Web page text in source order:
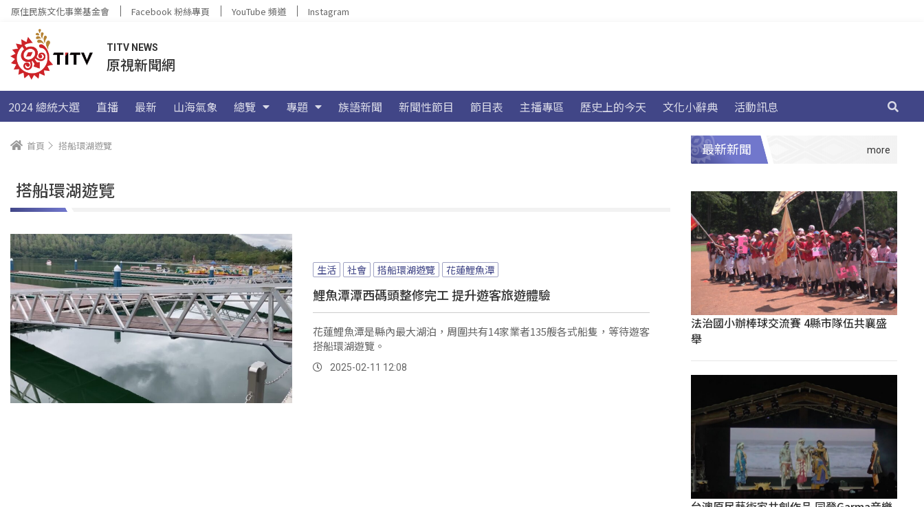
原住民族文化事業基金會 Facebook 粉絲專頁 YouTube 頻道 Instagram
TITV NEWS
原視新聞網
2024 總統大選 直播 最新 山海氣象 總覽 專題 族語新聞 新聞性節目 節目表 主播專區 歷史上的今天 文化小辭典 活動訊息
首頁 搭船環湖遊覽
搭船環湖遊覽
生活 社會 搭船環湖遊覽 花蓮鯉魚潭
鯉魚潭潭西碼頭整修完工 提升遊客旅遊體驗
花蓮鯉魚潭是縣內最大湖泊，周圍共有14家業者135艘各式船隻，等待遊客
搭船環湖遊覽。
2025-02-11 12:08
最新新聞
法治國小辦棒球交流賽 4縣市隊伍共襄盛
舉